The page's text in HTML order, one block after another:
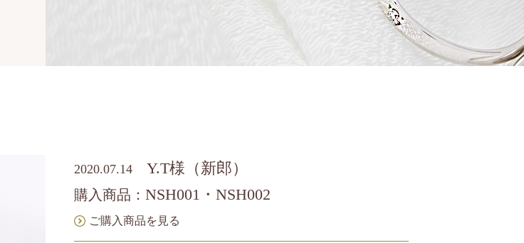
2020.07.14 Y.T様（新郎）
購入商品： NSH001・NSH002
ご購入商品を見る